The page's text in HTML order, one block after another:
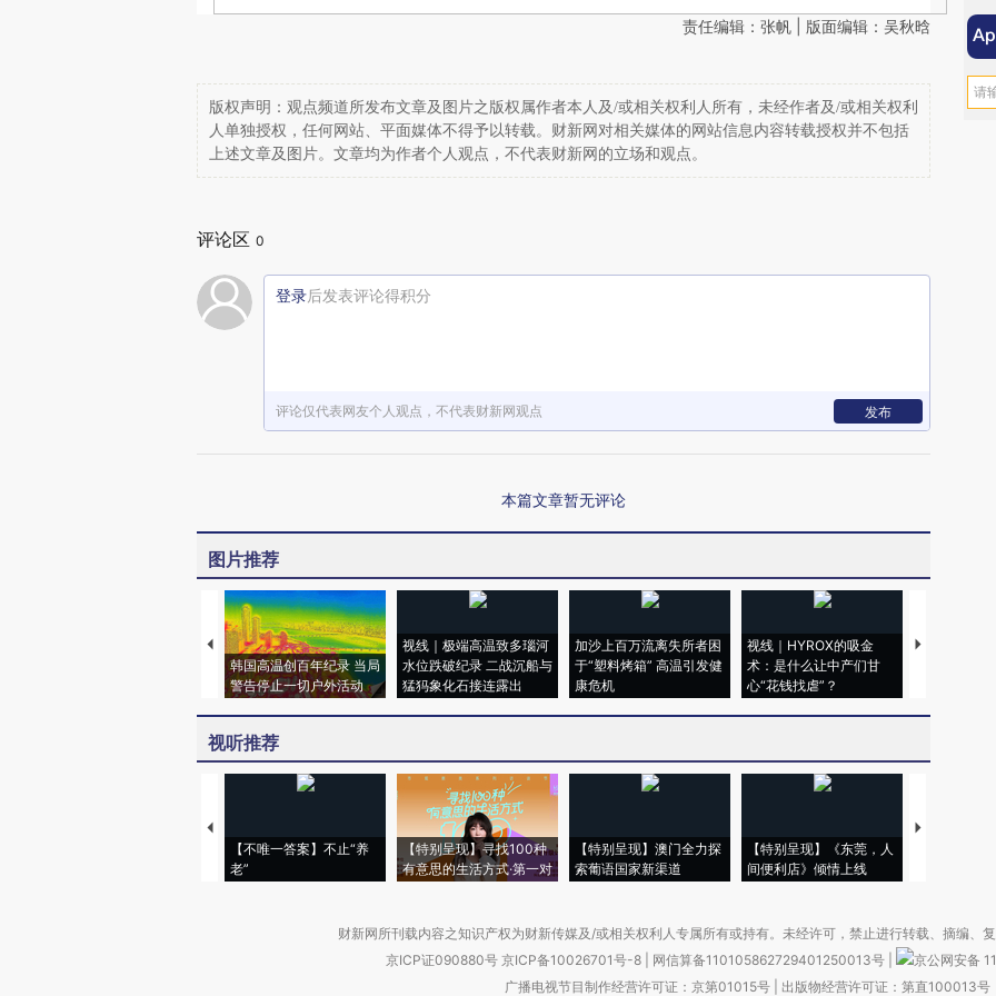
责任编辑：张帆 | 版面编辑：吴秋晗
版权声明：观点频道所发布文章及图片之版权属作者本人及/或相关权利人所有，未经作者及/或相关权利
人单独授权，任何网站、平面媒体不得予以转载。财新网对相关媒体的网站信息内容转载授权并不包括
上述文章及图片。文章均为作者个人观点，不代表财新网的立场和观点。
评论区 0
登录后发表评论得积分
评论仅代表网友个人观点，不代表财新网观点 发布
本篇文章暂无评论
图片推荐
韩国高温创百年纪录 当局
警告停止一切户外活动
视线｜极端高温致多瑙河
水位跌破纪录 二战沉船与
猛犸象化石接连露出
加沙上百万流离失所者困
于“塑料烤箱” 高温引发健
康危机
视线｜HYROX的吸金
术：是什么让中产们甘
心“花钱找虐”？
马航飞行员
视听推荐
【不唯一答案】不止“养
老”
【特别呈现】寻找100种
有意思的生活方式·第一对
【特别呈现】澳门全力探
索葡语国家新渠道
【特别呈现】《东莞，人
间便利店》倾情上线
【推广】走
财新网所刊载内容之知识产权为财新传媒及/或相关权利人专属所有或持有。未经许可，禁止进行转载、摘编、
京ICP证090880号 京ICP备10026701号-8 网信算备110105862729401250013号
京公网安备
广播电视节目制作经营许可证：京第01015号| 出版物经营许可证：第直100013号